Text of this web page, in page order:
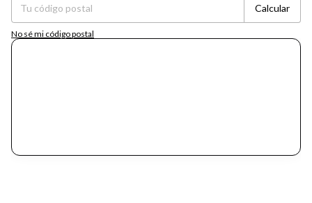
Calcular
No sé mi código postal